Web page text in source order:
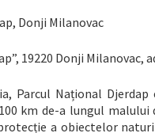
Donji Milanovac
19220 Donji Milanovac,
Parcul Național
km de-a lungul
a obiectelor